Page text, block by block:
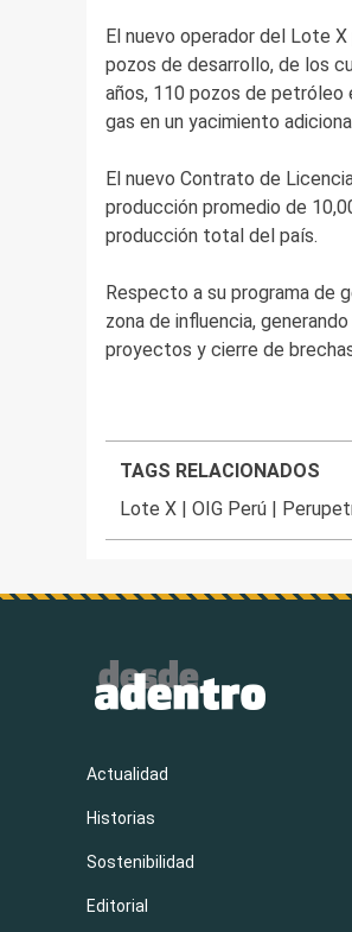
El nuevo operador del Lote
pozos de desarrollo, de los
años, 110 pozos de petróleo
gas en un yacimiento
El nuevo Contrato de
producción promedio de
producción total del país.
Respecto a su programa de
zona de influencia,
proyectos y cierre de
TAGS RELACIONADOS
Lote X |OIG Perú |
Actualidad
Historias
Sostenibilidad
Editorial